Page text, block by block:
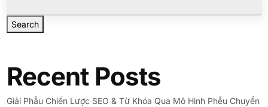
Search
Recent Posts
Giải Phẫu Chiến Lược SEO & Từ Khóa Qua Mô Hình Phễu Chuyển